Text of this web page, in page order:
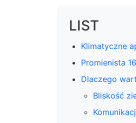
LIST
Klimatyczne
Promienista
Dlaczego
Bliskość